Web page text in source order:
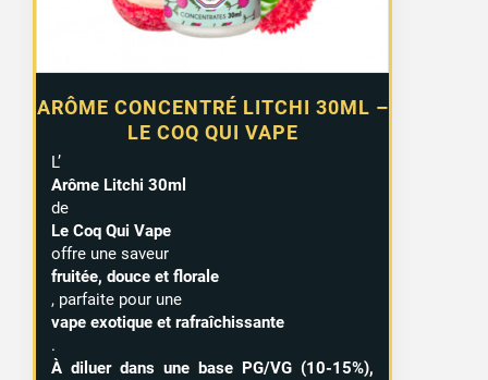
ARÔME CONCENTRÉ LITCHI 30ML –
LE COQ QUI VAPE
L’
Arôme Litchi 30ml
de
Le Coq Qui Vape
offre une saveur
fruitée, douce et florale
, parfaite pour une
vape exotique et rafraîchissante
.
À diluer dans une base PG/VG (10-15%),